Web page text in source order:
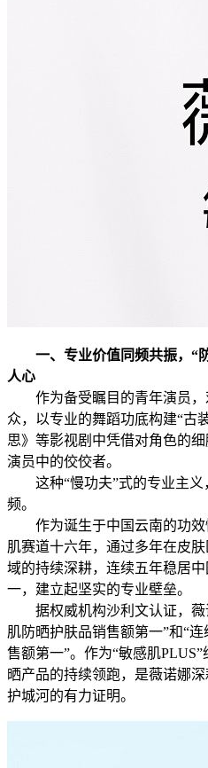
一、专业价值同频共振， “
人心
作为备受瞩目的青年演员
众，以专业的舞蹈功底构建“古
思》等影视剧中凭借对角色的
演员中的佼佼者。
这种“慢功夫”式的专业主
频。
作为诞生于中国云南的功
肌赛道十六年，通过多年在皮
域的持续深耕，连续五年稳居
一，建立起坚实的专业壁垒。
据权威机构沙利文认证，
肌防晒护肤品销售额第一”和“
售额第一”。作为“敏感肌
晒产品的持续领跑，是薇诺娜
护城河的有力证明。